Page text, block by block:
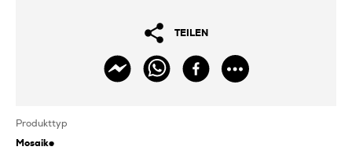
TEILEN
Produkttyp
Mosaike